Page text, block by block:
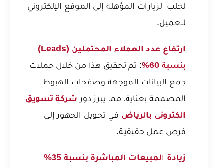
لجلب الزيارات المؤهلة إلى الموقع الإلكتروني
للعميل.
ارتفاع عدد العملاء المحتملين (Leads)
بنسبة 60%
: تم تحقيق هذا من خلال حملات
جمع البيانات الموجهة وصفحات الهبوط
المصممة بعناية، مما يبرز دور شركة تسويق
الكترونى بالرياض في تحويل الجهور إلى
فرص عمل حقيقية.
زيادة المبيعات المباشرة بنسبة 35%